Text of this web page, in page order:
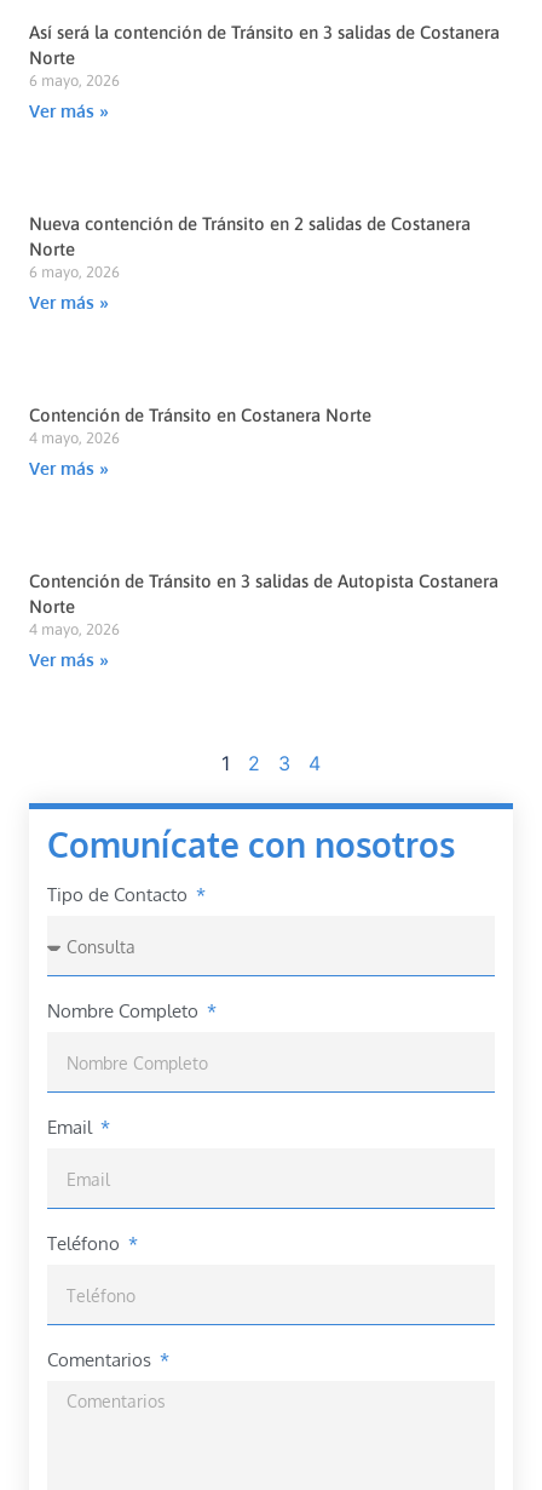
Así será la contención de Tránsito en 3 salidas de Costanera
Norte
6 mayo, 2026
Ver más »
Nueva contención de Tránsito en 2 salidas de Costanera
Norte
6 mayo, 2026
Ver más »
Contención de Tránsito en Costanera Norte
4 mayo, 2026
Ver más »
Contención de Tránsito en 3 salidas de Autopista Costanera
Norte
4 mayo, 2026
Ver más »
1 2 3 4
Comunícate con nosotros
Tipo de Contacto
Nombre Completo
Email
Teléfono
Comentarios